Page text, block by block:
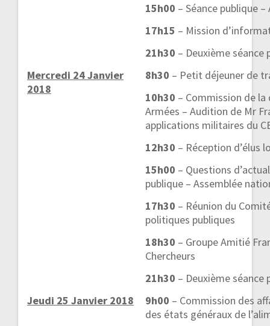
15h00 – Séance publique
17h15 – Mission
21h30 – Deuxième séance
Mercredi 24 Janvier
2018
8h30 – Petit déjeuner de
10h30 – Commission de
Armées – Audition de Mr
applications militaires du
12h30 – Réception d’élus
15h00 – Questions
publique – Assemblée
17h30 – Réunion du
politiques publiques
18h30 – Groupe Amitié
Chercheurs
21h30 – Deuxième séance
Jeudi 25 Janvier 2018
9h00 – Commission des
des états généraux de